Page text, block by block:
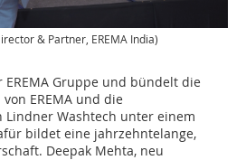
& Partner, EREMA India)
EREMA Gruppe und bündelt die
EREMA und die
Lindner Washtech unter einem
bildet eine jahrzehntelange,
Deepak Mehta, neu